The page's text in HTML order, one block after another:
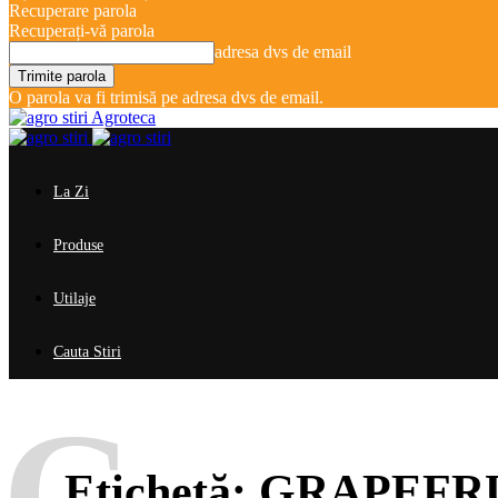
Recuperare parola
Recuperați-vă parola
adresa dvs de email
O parola va fi trimisă pe adresa dvs de email.
Agroteca
La Zi
Produse
Utilaje
Cauta Stiri